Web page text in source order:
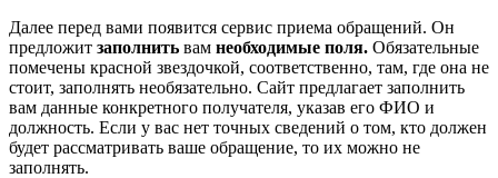
Далее перед вами появится сервис приема обращений. Он
предложит заполнить вам необходимые поля. Обязательные
помечены красной звездочкой, соответственно, там, где она не
стоит, заполнять необязательно. Сайт предлагает заполнить
вам данные конкретного получателя, указав его ФИО и
должность. Если у вас нет точных сведений о том, кто должен
будет рассматривать ваше обращение, то их можно не
заполнять.